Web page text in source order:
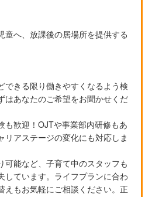
童へ、放課後の居場所を提供する
できる限り働きやすくなるよう検
はあなたのご希望をお聞かせくだ
も歓迎！OJTや事業部内研修もあ
リアステージの変化にも対応しま
可能など、子育て中のスタッフも
しています。ライフプランに合わ
えもお気軽にご相談ください。正